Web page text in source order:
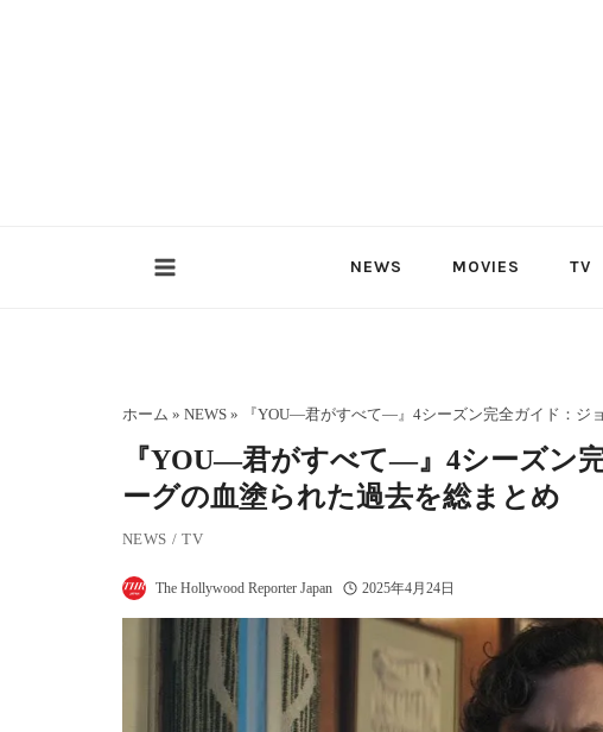
NEWS MOVIES TV
ホーム » NEWS» 『YOU―君がすべて―』4シーズン完全ガイド：ジ
『YOU―君がすべて―』4シーズン
ーグの血塗られた過去を総まとめ
NEWS /TV
The Hollywood Reporter Japan 2025年4月24日